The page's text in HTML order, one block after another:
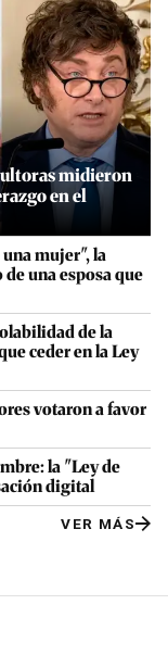
midieron
en el
mujer", la
una esposa que
de la
ceder en la Ley
votaron a favor
la "Ley de
digital
VER MÁS